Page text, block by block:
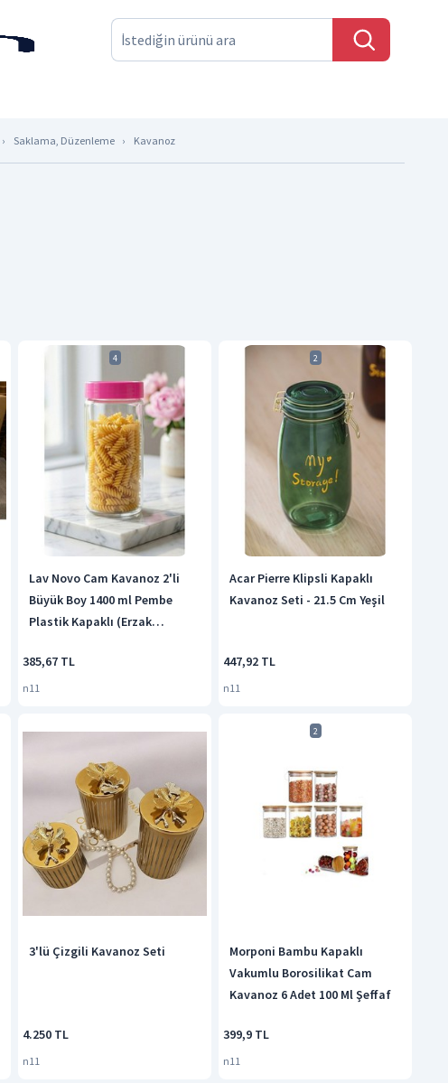
Saklama, Düzenleme Kavanoz
4
Lav Novo Cam Kavanoz 2'li
Büyük Boy 1400 ml Pembe
Plastik Kapaklı (Erzak
385,67 TL
n11
2
Acar Pierre Klipsli Kapaklı
Kavanoz Seti - 21.5 Cm Yeşil
447,92 TL
n11
3'lü Çizgili Kavanoz Seti
4.250 TL
n11
2
Morponi Bambu Kapaklı
Vakumlu Borosilikat Cam
Kavanoz 6 Adet 100 Ml Şeffaf
399,9 TL
n11